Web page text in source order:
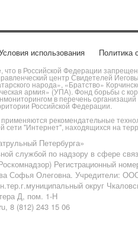
использования Политика
в Российской Федерации
центр Свидетелей
народа», «Братство»
армия» (УПА). Фонд борьбы с
в перечень
Российской Федерации.
рекомендательные
сети "Интернет", находящихся на
Петербурга»
службой по надзору в сфере
Регистрационный
Софья Олеговна. Учредители:
округ
Д, пом. 1-Н
8 (812) 243 15 06